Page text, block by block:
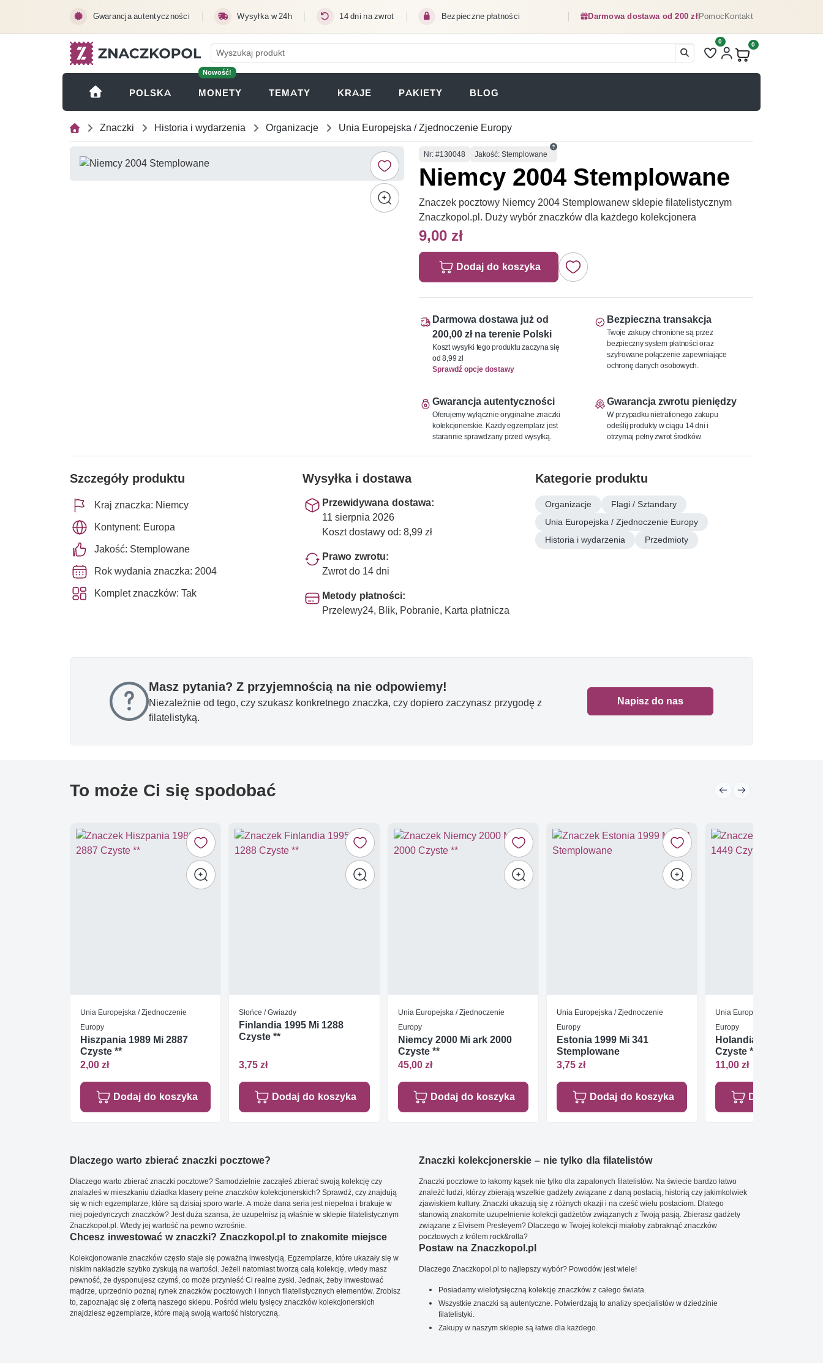
Gwarancja autentyczności Wysyłka w 24h 14 dni na zwrot Bezpieczne płatności Darmowa dostawa od 200 złPomocKontakt
Liczba pozycji na liście
0
Produkty w koszyku:
0
POLSKA
Nowość!
MONETY (OTWIERA SIĘ W NOWEJ KARCIE)
TEMATY KRAJE PAKIETY BLOG
Znaczki Historia i wydarzenia Organizacje Unia Europejska / Zjednoczenie Europy
Numer
Nr: #130048 Jakość: Stemplowane
Niemcy 2004 Stemplowane
Znaczek pocztowy Niemcy 2004 Stemplowanew sklepie filatelistycznym
Znaczkopol.pl. Duży wybór znaczków dla każdego kolekcjonera
9,00 zł
Dodaj do koszyka
Darmowa dostawa już od
200,00 zł na terenie Polski
Koszt wysyłki tego produktu zaczyna się
od 8,99 zł
Sprawdź opcje dostawy
Bezpieczna transakcja
Twoje zakupy chronione są przez
bezpieczny system płatności oraz
szyfrowane połączenie zapewniające
ochronę danych osobowych.
Gwarancja autentyczności
Oferujemy wyłącznie oryginalne znaczki
kolekcjonerskie. Każdy egzemplarz jest
starannie sprawdzany przed wysyłką.
Gwarancja zwrotu pieniędzy
W przypadku nietrafionego zakupu
odeślij produkty w ciągu 14 dni i
otrzymaj pełny zwrot środków.
Szczegóły produktu
Kraj znaczka: Niemcy
Kontynent: Europa
Jakość: Stemplowane
Rok wydania znaczka: 2004
Komplet znaczków: Tak
Wysyłka i dostawa
Przewidywana dostawa:
11 sierpnia 2026
Koszt dostawy od: 8,99 zł
Prawo zwrotu:
Zwrot do 14 dni
Metody płatności:
Przelewy24, Blik, Pobranie, Karta płatnicza
Kategorie produktu
Organizacje
Flagi / Sztandary
Unia Europejska / Zjednoczenie Europy
Historia i wydarzenia
Przedmioty
Masz pytania? Z przyjemnością na nie odpowiemy!
Niezależnie od tego, czy szukasz konkretnego znaczka, czy dopiero zaczynasz przygodę z
filatelistyką.
Napisz do nas
To może Ci się spodobać
Unia Europejska / Zjednoczenie
Europy
Hiszpania 1989 Mi 2887
Czyste **
2,00 zł
Dodaj do koszyka
Słońce / Gwiazdy
Finlandia 1995 Mi 1288
Czyste **
3,75 zł
Dodaj do koszyka
Unia Europejska / Zjednoczenie
Europy
Niemcy 2000 Mi ark 2000
Czyste **
45,00 zł
Dodaj do koszyka
Unia Europejska / Zjednoczenie
Europy
Estonia 1999 Mi 341
Stemplowane
3,75 zł
Dodaj do koszyka
Unia Europejska / Zjednoczenie
Europy
Holandia 1992 Mi 1449
Czyste **
11,00 zł
Dodaj do
Dlaczego warto zbierać znaczki pocztowe?
Dlaczego warto zbierać znaczki pocztowe? Samodzielnie zacząłeś zbierać swoją kolekcję czy
znalazłeś w mieszkaniu dziadka klasery pełne znaczków kolekcjonerskich? Sprawdź, czy znajdują
się w nich egzemplarze, które są dzisiaj sporo warte. A może dana seria jest niepełna i brakuje w
niej pojedynczych znaczków? Jest duża szansa, że uzupełnisz ją właśnie w sklepie filatelistycznym
Znaczkopol.pl. Wtedy jej wartość na pewno wzrośnie.
Chcesz inwestować w znaczki? Znaczkopol.pl to znakomite miejsce
Kolekcjonowanie znaczków często staje się poważną inwestycją. Egzemplarze, które ukazały się w
niskim nakładzie szybko zyskują na wartości. Jeżeli natomiast tworzą całą kolekcję, wtedy masz
pewność, że dysponujesz czymś, co może przynieść Ci realne zyski. Jednak, żeby inwestować
mądrze, uprzednio poznaj rynek znaczków pocztowych i innych filatelistycznych elementów. Zrobisz
to, zapoznając się z ofertą naszego sklepu. Pośród wielu tysięcy znaczków kolekcjonerskich
znajdziesz egzemplarze, które mają swoją wartość historyczną.
Znaczki kolekcjonerskie – nie tylko dla filatelistów
Znaczki pocztowe to łakomy kąsek nie tylko dla zapalonych filatelistów. Na świecie bardzo łatwo
znaleźć ludzi, którzy zbierają wszelkie gadżety związane z daną postacią, historią czy jakimkolwiek
zjawiskiem kultury. Znaczki ukazują się z różnych okazji i na cześć wielu postaciom. Dlatego
stanowią znakomite uzupełnienie kolekcji gadżetów związanych z Twoją pasją. Zbierasz gadżety
związane z Elvisem Presleyem? Dlaczego w Twojej kolekcji miałoby zabraknąć znaczków
pocztowych z królem rock&rolla?
Postaw na Znaczkopol.pl
Dlaczego Znaczkopol.pl to najlepszy wybór? Powodów jest wiele!
Posiadamy wielotysięczną kolekcję znaczków z całego świata.
Wszystkie znaczki są autentyczne. Potwierdzają to analizy specjalistów w dziedzinie
filatelistyki.
Zakupy w naszym sklepie są łatwe dla każdego.